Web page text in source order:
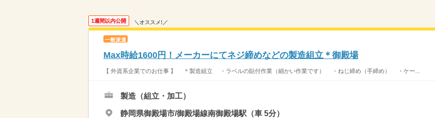
1週間以内公開 ＼オススメ!／
一般派遣
Max時給1600円！メーカーにてネジ締めなどの製造組立＊御殿場
【 外資系企業でのお仕事 】 ＊製造組立 ・ラベルの貼付作業（細かい作業です） ・ねじ締め（手締め） ・ケー...
製造（組立・加工）
静岡県御殿場市/御殿場線南御殿場駅（車 5分）